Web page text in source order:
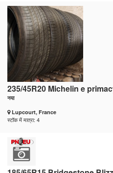
235/45R20 Michelin e
नया
Lupcourt, France
स्टॉक में मात्रा: 4